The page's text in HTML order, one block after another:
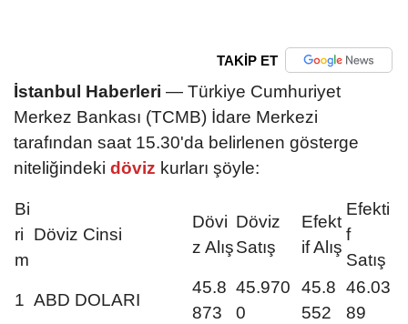
TAKİP ET
İstanbul Haberleri — Türkiye Cumhuriyet
Merkez Bankası (TCMB) İdare Merkezi
tarafından saat 15.30'da belirlenen gösterge
niteliğindeki döviz kurları şöyle:
Bi
ri
m
Döviz Cinsi
Dövi
z Alış
Döviz
Satış
Efekt
if Alış
Efekti
f
Satış
1 ABD DOLARI
45.8
873
45.970
0
45.8
552
46.03
89